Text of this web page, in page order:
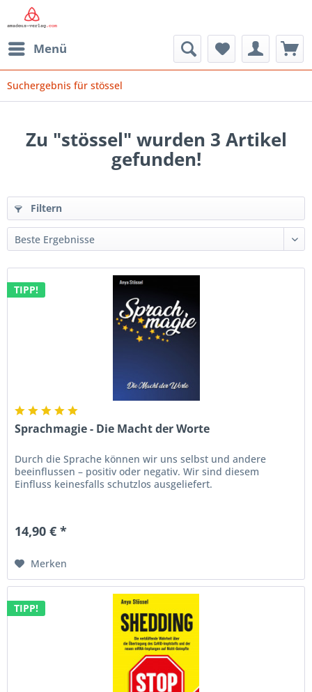
Menü
Suchergebnis für stössel
Zu "stössel" wurden 3 Artikel
gefunden!
Filtern
TIPP!
Sprachmagie - Die Macht der Worte
Durch die Sprache können wir uns selbst und andere
beeinflussen – positiv oder negativ. Wir sind diesem
Einfluss keinesfalls schutzlos ausgeliefert.
14,90 € *
Merken
TIPP!